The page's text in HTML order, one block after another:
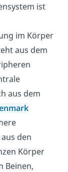
ist
im Körper
aus dem
aus dem
aus den
Körper
Beinen,